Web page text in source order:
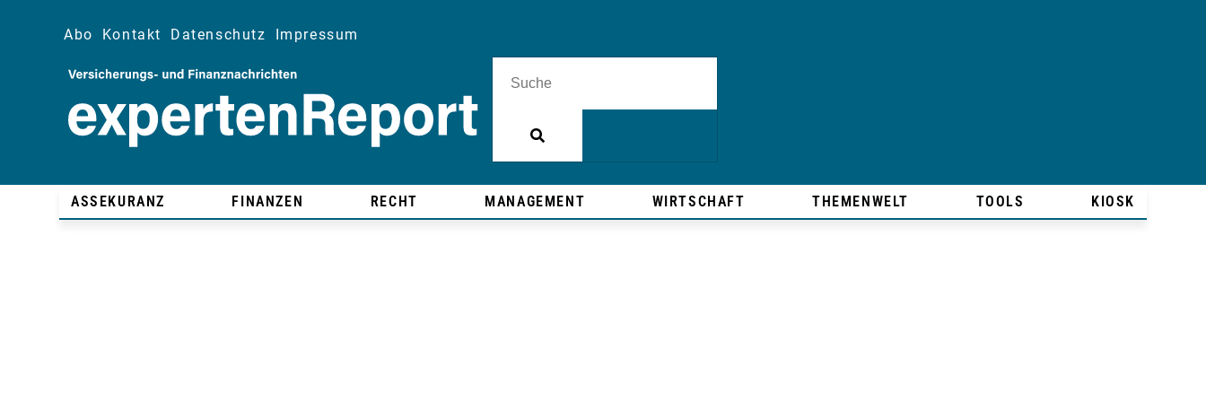
Abo Kontakt Datenschutz Impressum
ASSEKURANZ FINANZEN RECHT MANAGEMENT WIRTSCHAFT THEMENWELT TOOLS KIOSK